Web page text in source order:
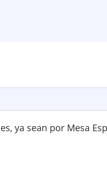
ya sean por Mesa